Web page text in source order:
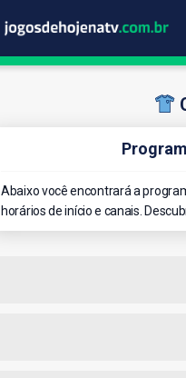
Abaixo você encontrará a
horários de início e canais.